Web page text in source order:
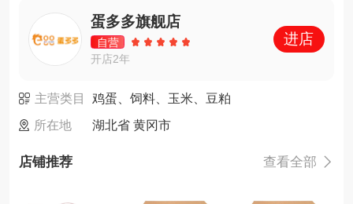
蛋多多旗舰店
自营
开店2年
进店
主营类目
鸡蛋、饲料、玉米、豆粕
所在地
湖北省 黄冈市
店铺推荐 查看全部 